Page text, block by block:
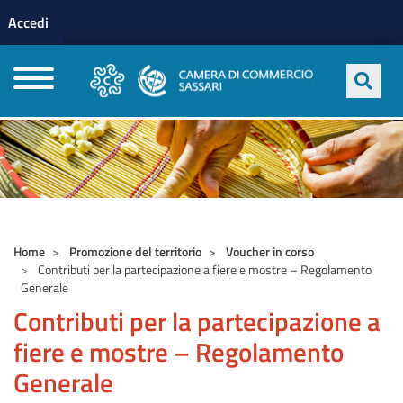
profilo utente
Accedi
Home Promozione del territorio
Voucher in corso
Contributi per la partecipazione a fiere e mostre – Regolamento
Generale
Contributi per la partecipazione a
fiere e mostre – Regolamento
Generale